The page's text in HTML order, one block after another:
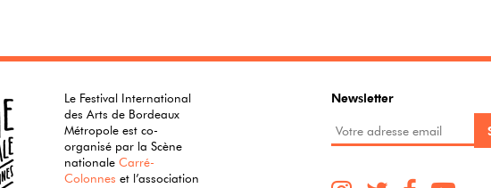
Le Festival International
des Arts de Bordeaux
Métropole est co-
organisé par la Scène
nationaleCarré-
Colonnes et l’association
Newsletter